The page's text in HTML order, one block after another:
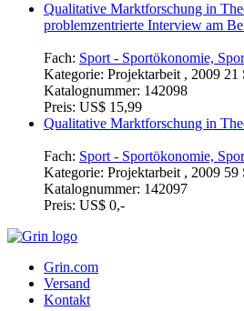
Qualitative Marktforschung in
problemzentrierte Interview am
Fach: Sport - Sportökonomie,
Kategorie: Projektarbeit , 2009 21
Katalognummer: 142098
Preis: US$ 15,99
Qualitative Marktforschung in
Fach: Sport - Sportökonomie,
Kategorie: Projektarbeit , 2009 59
Katalognummer: 142097
Preis: US$ 0,-
Grin.com
Versand
Kontakt